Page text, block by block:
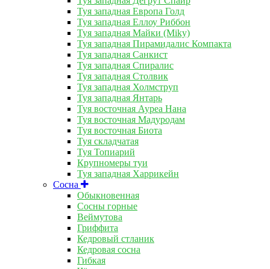
Туя западная Европа Голд
Туя западная Еллоу Риббон
Туя западная Майки (Miky)
Туя западная Пирамидалис Компакта
Туя западная Санкист
Туя западная Спиралис
Туя западная Столвик
Туя западная Холмструп
Туя западная Янтарь
Туя восточная Ауреа Нана
Туя восточная Мадуродам
Туя восточная Биота
Туя складчатая
Туя Топиарий
Крупномеры туи
Туя западная Харрикейн
Сосна
Обыкновенная
Сосны горные
Веймутова
Гриффита
Кедровый стланик
Кедровая сосна
Гибкая